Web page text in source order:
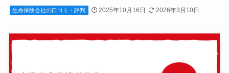
生命保険会社の口コミ・評判 2025年10月16日 2026年3月10日